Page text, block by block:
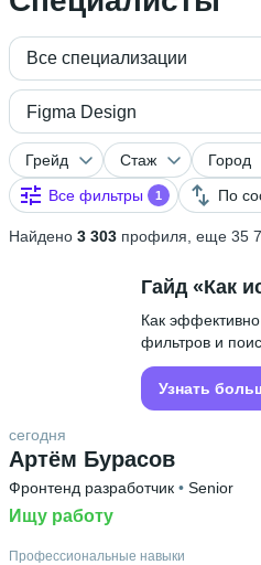
Все специализации
Figma Design
Грейд Стаж Город
Все фильтры
1 По
Найдено 3 303 профиля, еще 35
Гайд «Как
Как эффективно
фильтров и
Узнать
Артём Бурасов
сегодня
Фронтенд разработчик • Senior
Ищу работу
Профессиональные навыки